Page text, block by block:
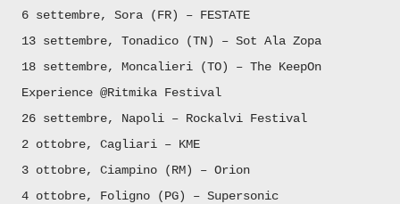
6 settembre, Sora (FR) – FESTATE
13 settembre, Tonadico (TN) – Sot Ala Zopa
18 settembre, Moncalieri (TO) – The KeepOn
Experience @Ritmika Festival
26 settembre, Napoli – Rockalvi Festival
2 ottobre, Cagliari – KME
3 ottobre, Ciampino (RM) – Orion
4 ottobre, Foligno (PG) – Supersonic